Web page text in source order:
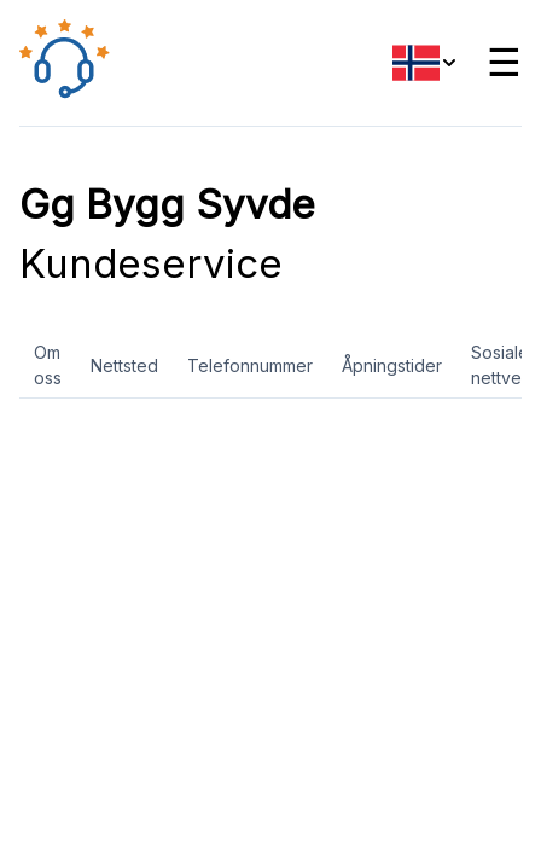
☰
Gg Bygg Syvde
Kundeservice
Om
oss
Nettsted Telefonnummer Åpningstider
Sosiale
nettverk